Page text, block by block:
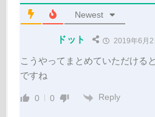
Newest
ドット 2019年6月2
こうやってまとめていただける
ですね
0 0 Reply